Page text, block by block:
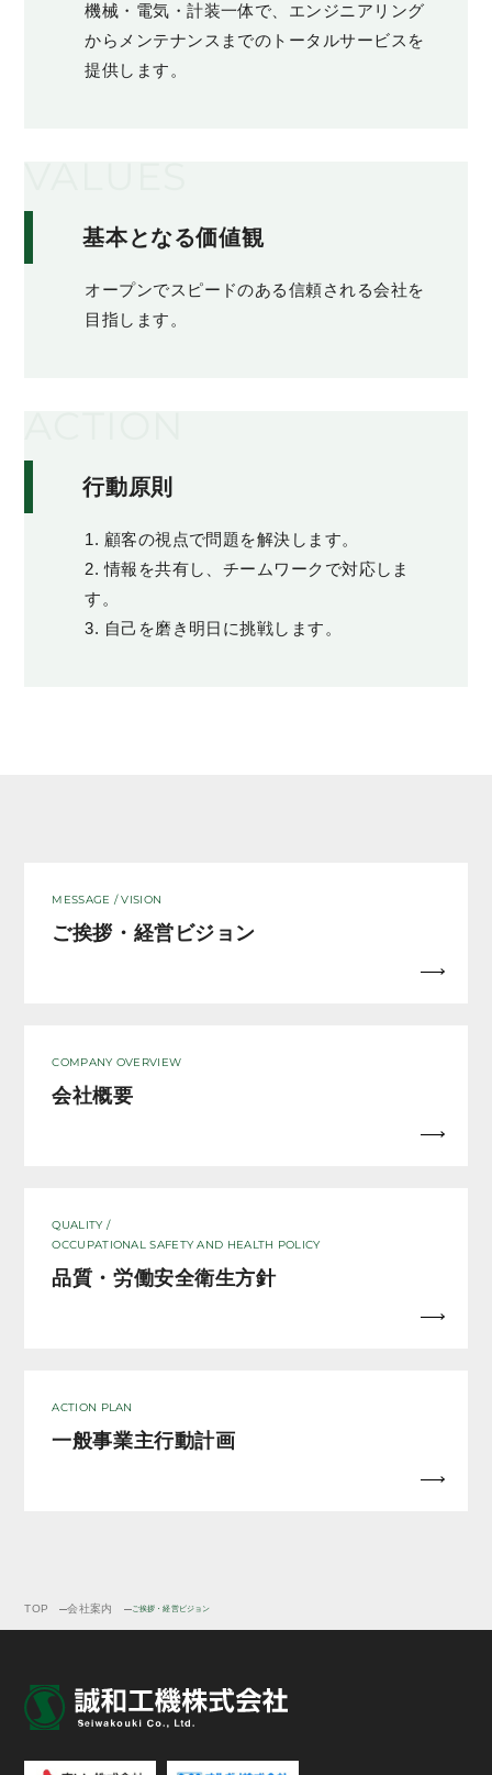
機械・電気・計装一体で、エンジニアリング
からメンテナンスまでのトータルサービスを
提供します。
VALUES
基本となる価値観
オープンでスピードのある信頼される会社を
目指します。
ACTION
行動原則
1. 顧客の視点で問題を解決します。
2. 情報を共有し、チームワークで対応しま
す。
3. 自己を磨き明日に挑戦します。
MESSAGE / VISION
ご挨拶・経営ビジョン
COMPANY OVERVIEW
会社概要
QUALITY /
OCCUPATIONAL SAFETY AND HEALTH POLICY
品質・労働安全衛生方針
ACTION PLAN
一般事業主行動計画
TOP 会社案内 ご挨拶・経営ビジョン